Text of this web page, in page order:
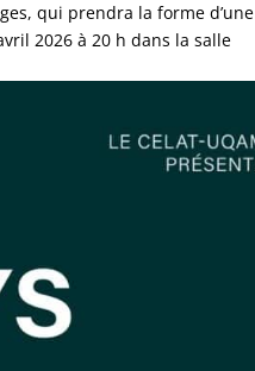
qui prendra la forme d’une
2026 à 20 h dans la salle